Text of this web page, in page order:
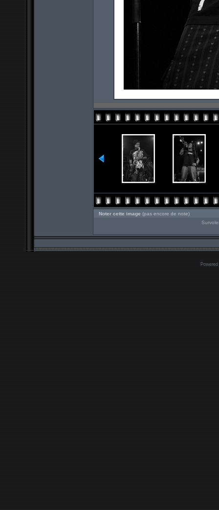
Noter cette image (pas encore de note)